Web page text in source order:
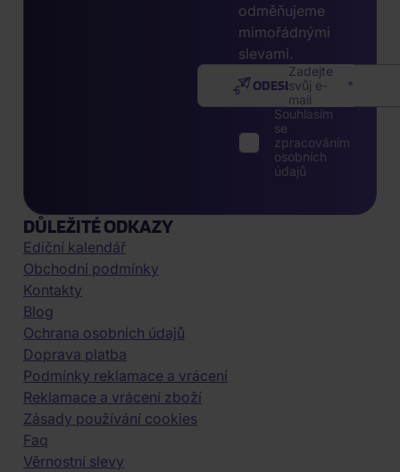
odměňujeme
mimořádnými
slevami.
Zadejte
svůj e-
mail
ODESLAT
Souhlasím
se
zpracováním
osobních
údajů
DŮLEŽITÉ ODKAZY
Ediční kalendář
Obchodní podmínky
Kontakty
Blog
Ochrana osobních údajů
Doprava platba
Podmínky reklamace a vrácení
Reklamace a vrácení zboží
Zásady používání cookies
Faq
Věrnostní slevy